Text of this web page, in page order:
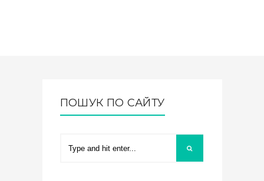
ПОШУК ПО САЙТУ